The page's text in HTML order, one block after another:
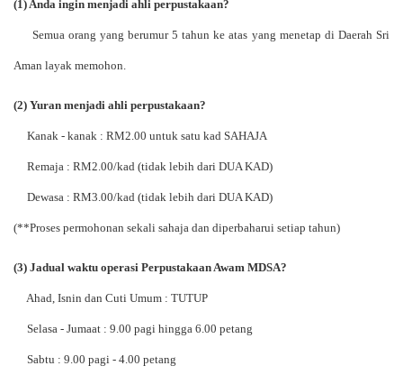
(1) Anda ingin menjadi ahli perpustakaan?
Semua orang yang berumur 5 tahun ke atas yang menetap di Daerah Sri
Aman layak memohon.
(2) Yuran menjadi ahli perpustakaan?
Kanak - kanak : RM2.00 untuk satu kad SAHAJA
Remaja : RM2.00/kad (tidak lebih dari DUA KAD)
Dewasa : RM3.00/kad (tidak lebih dari DUA KAD)
(**Proses permohonan sekali sahaja dan diperbaharui setiap tahun)
(3) Jadual waktu operasi Perpustakaan Awam MDSA?
Ahad, Isnin dan Cuti Umum : TUTUP
Selasa - Jumaat : 9.00 pagi hingga 6.00 petang
Sabtu : 9.00 pagi - 4.00 petang